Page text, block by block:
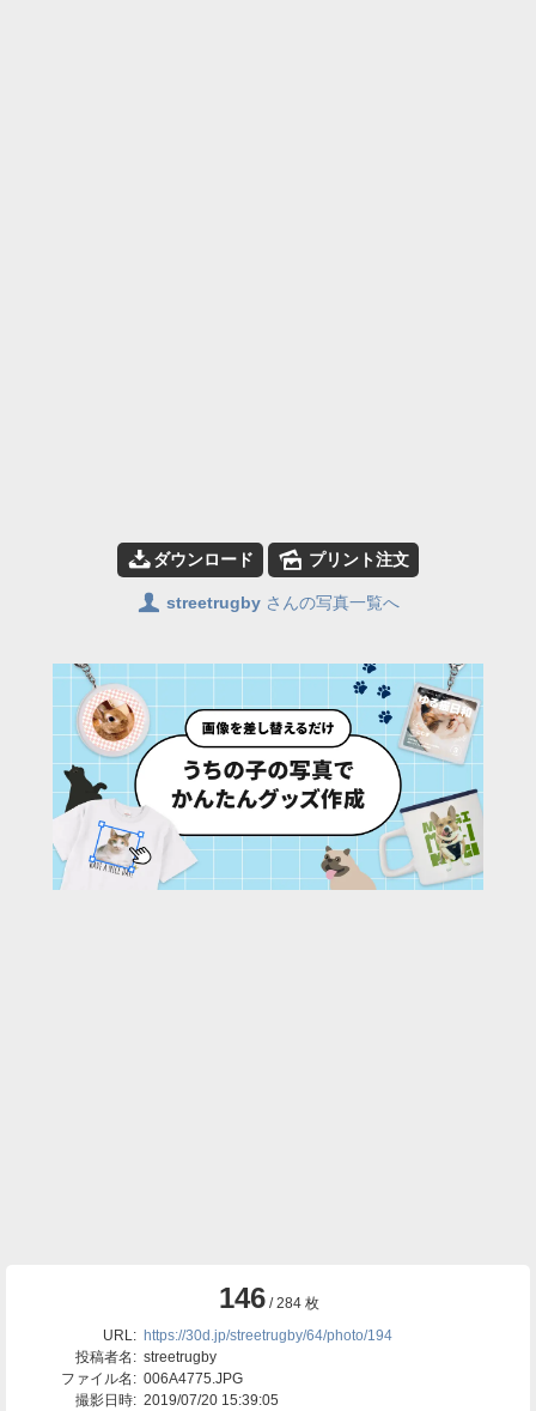
📥ダウンロード 🌄 プリント注文
👤 streetrugby さんの写真一覧へ
146/ 284 枚
URL: https://30d.jp/streetrugby/64/photo/194
投稿者名: streetrugby
ファイル名: 006A4775.JPG
撮影日時: 2019/07/20 15:39:05